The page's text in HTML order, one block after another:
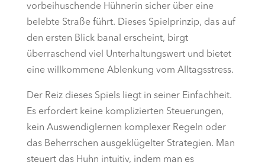
vorbeihuschende Hühnerin sicher über eine
belebte Straße führt. Dieses Spielprinzip, das auf
den ersten Blick banal erscheint, birgt
überraschend viel Unterhaltungswert und bietet
eine willkommene Ablenkung vom Alltagsstress.
Der Reiz dieses Spiels liegt in seiner Einfachheit.
Es erfordert keine komplizierten Steuerungen,
kein Auswendiglernen komplexer Regeln oder
das Beherrschen ausgeklügelter Strategien. Man
steuert das Huhn intuitiv, indem man es